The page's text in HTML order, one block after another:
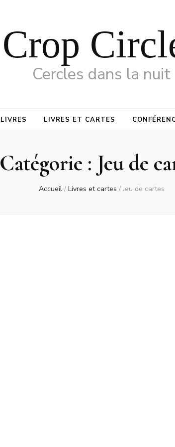
Crop
Cercles dans la nuit
LIVRES LIVRES ET CARTES
Catégorie : Jeu de
Accueil / Livres et cartes / Jeu de cartes